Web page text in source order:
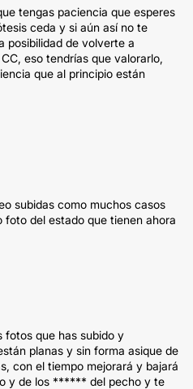
tengas paciencia que esperes
ceda y si aún así no te
posibilidad de volverte a
eso tendrías que valorarlo,
que al principio están
subidas como muchos casos
foto del estado que tienen ahora
fotos que has subido y
planas y sin forma asique de
con el tiempo mejorará y bajará
y de los ****** del pecho y te